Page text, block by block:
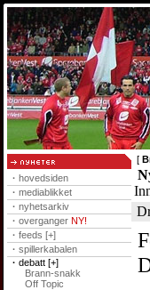
· hovedsiden
· mediablikket
· nyhetsarkiv
· overganger NY!
· feeds [+]
· spillerkabalen
· debatt [+]
Brann-snakk
Off Topic
[